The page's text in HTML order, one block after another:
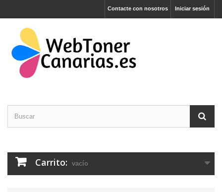
Iniciar sesión
Contacte con nosotros
Carrito: vacío